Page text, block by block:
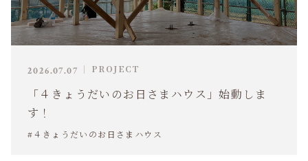
2026.07.07 PROJECT
「４きょうだいのお日さまハウス」始動しま
す！
#４きょうだいのお日さまハウス